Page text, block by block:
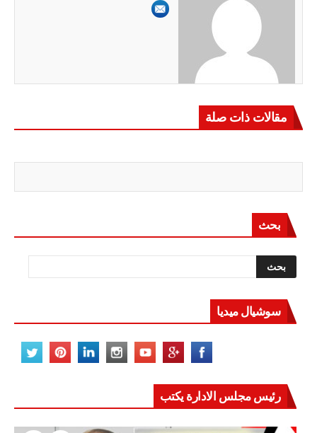
مقالات ذات صلة
بحث
سوشيال ميديا
رئيس مجلس الادارة يكتب